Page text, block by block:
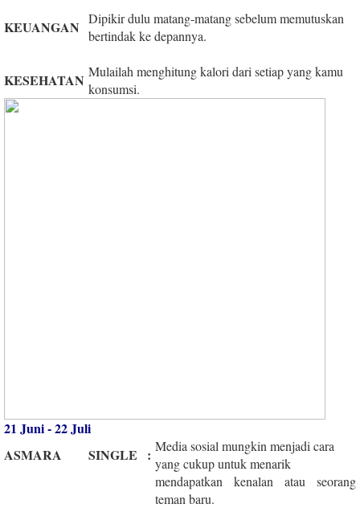
KEUANGAN Dipikir dulu matang-matang sebelum memutuskan
bertindak ke depannya.
KESEHATAN Mulailah menghitung kalori dari setiap yang kamu
konsumsi.
21 Juni - 22 Juli
ASMARA
SINGLE : Media sosial mungkin menjadi cara
yang cukup untuk menarik
mendapatkan kenalan atau seorang
teman baru.